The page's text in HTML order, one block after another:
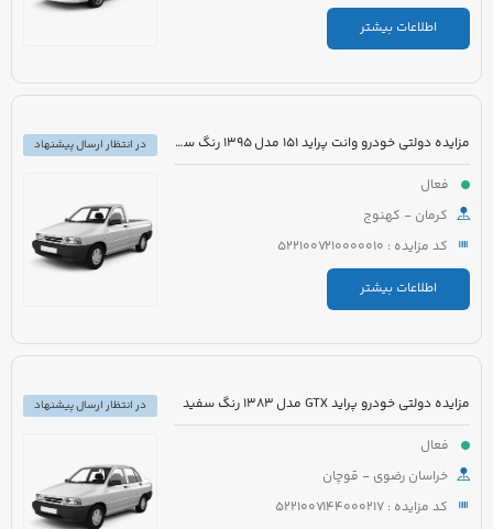
اطلاعات بیشتر
مزایده دولتی خودرو وانت پراید 151 مدل 1395 رنگ سفید
فعال
کرمان - کهنوج
کد مزایده : 5221007210000010
اطلاعات بیشتر
در انتظار ارسال پیشنهاد
مزایده دولتی خودرو پراید GTX مدل 1383 رنگ سفید
فعال
خراسان رضوی - قوچان
کد مزایده : 5221007144000217
در انتظار ارسال پیشنهاد